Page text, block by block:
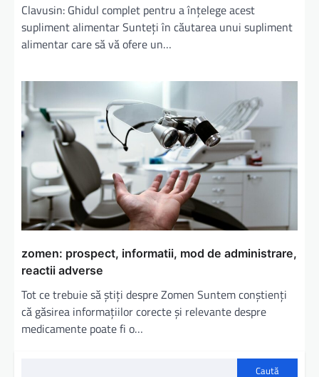
Clavusin: Ghidul complet pentru a înțelege acest
supliment alimentar Sunteți în căutarea unui supliment
alimentar care să vă ofere un…
zomen: prospect, informatii, mod de administrare,
reactii adverse
Tot ce trebuie să știți despre Zomen Suntem conștienți
că găsirea informațiilor corecte și relevante despre
medicamente poate fi o…
Caută